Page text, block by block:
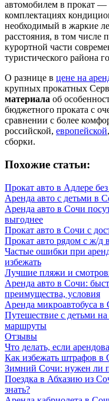
автомобилем в прокат
комплектациях
необходимый в жаркие
расстояния, в том
курортной части
туристического района
О разнице в цене на
крупных прокатных
материала об
бюджетного проката с
сравнении с более
российской, европейской
сборки.
Похожие статьи:
Прокат авто в Адлере
Аренда авто с детьми в
Аренда авто в Сочи
выгоднее
Прокат авто в Сочи с
Прокат авто рядом с ж/д
Частые ошибки при
избежать
Лучшие пляжи и
Аренда авто в Сочи:
преимущества, условия
Аренда микроавтобуса
Путешествие с детьми
маршруты
Отзывы
Что делать, если
Как избежать штрафов в
Зимний Сочи: нужен ли
Поездка в Абхазию из
знать?